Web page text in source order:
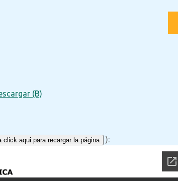
(B)
aqui para recargar la página ):